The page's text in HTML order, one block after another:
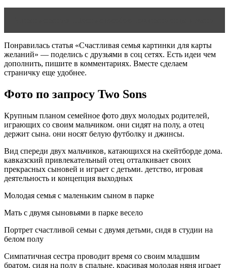
Понравилась статья «Счастливая семья картинки для карты
желаний» — поделись с друзьями в соц сетях. Есть идеи чем
дополнить, пишите в комментариях. Вместе сделаем
страничку еще удобнее.
Фото по запросу Two Sons
Крупным планом семейное фото двух молодых родителей,
играющих со своим мальчиком. они сидят на полу, а отец
держит сына. они носят белую футболку и джинсы.
Вид спереди двух мальчиков, катающихся на скейтборде дома.
кавказский привлекательный отец отталкивает своих
прекрасных сыновей и играет с детьми. детство, игровая
деятельность и концепция выходных
Молодая семья с маленьким сыном в парке
Мать с двумя сыновьями в парке весело
Портрет счастливой семьи с двумя детьми, сидя в студии на
белом полу
Симпатичная сестра проводит время со своим младшим
братом, сидя на полу в спальне. красивая молодая няня играет